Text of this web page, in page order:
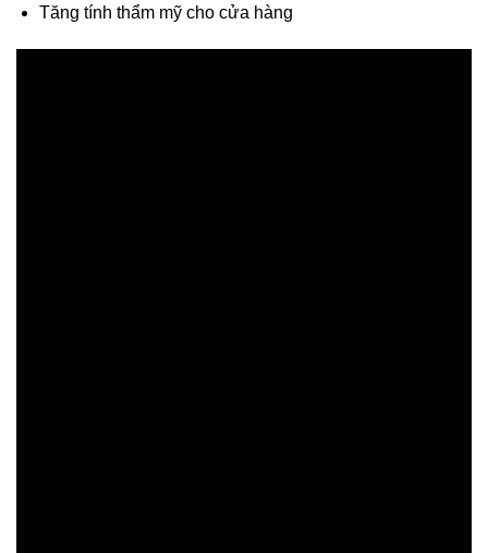
Tăng tính thẩm mỹ cho cửa hàng